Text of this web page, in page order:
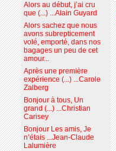
Alors au début, j’ai cru
que (...) ...Alain Guyard
Alors sachez que nous
avons subrepticement
volé, emporté, dans nos
bagages un peu de cet
amour...
Après une première
expérience (...) ...Carole
Zalberg
Bonjour à tous, Un
grand (...) ...Christian
Carisey
Bonjour Les amis, Je
n’étais ...Jean-Claude
Lalumière